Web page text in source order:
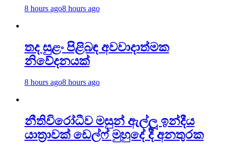
8 hours ago8 hours ago
තද සුළං පිළිබඳ අවවාදාත්මක
නිවේදනයක්
8 hours ago8 hours ago
නීතිවිරෝධීව මසුන් ඇල්ලූ ඉන්දීය
යාත්‍රාවක් ඩෙල්ෆ් මුහුදේ දී අනතුරක